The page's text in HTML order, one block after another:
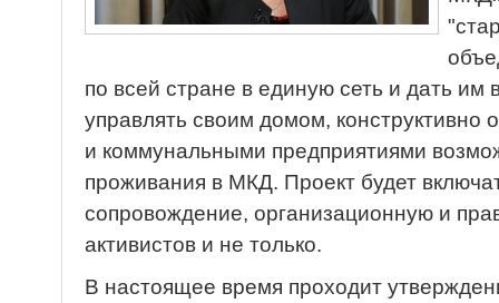
по всей стране в единую сеть и дать
управлять своим домом, конструктивно
и коммунальными предприятиями
проживания в МКД. Проект будет
сопровождение, организационную и
активистов и не только.
В настоящее время проходит